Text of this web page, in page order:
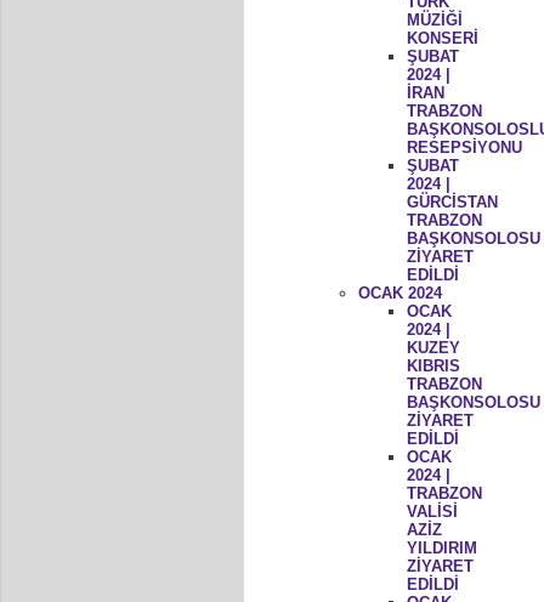
MÜZİĞİ
KONSERİ
ŞUBAT
2024 |
İRAN
TRABZON
RESEPSİYONU
ŞUBAT
2024 |
GÜRCİSTAN
TRABZON
BAŞKONSOLOSU
ZİYARET
EDİLDİ
OCAK 2024
OCAK
2024 |
KUZEY
KIBRIS
TRABZON
BAŞKONSOLOSU
ZİYARET
EDİLDİ
OCAK
2024 |
TRABZON
VALİSİ
AZİZ
YILDIRIM
ZİYARET
EDİLDİ